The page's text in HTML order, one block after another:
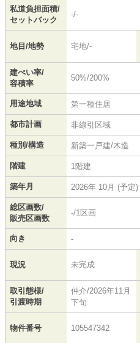
私道負担面積/
セットバック
-/-
地目/地勢 宅地/-
建ぺい率/
容積率
50%/200%
用途地域 第一種住居
都市計画 非線引区域
種別/構造 新築一戸建/木造
階建 1階建
築年月 2026年 10月 (予定)
総区画数/
販売区画数
-/1区画
向き -
現況 未完成
取引態様/
引渡時期
仲介/2026年11月
下旬
物件番号 105547342